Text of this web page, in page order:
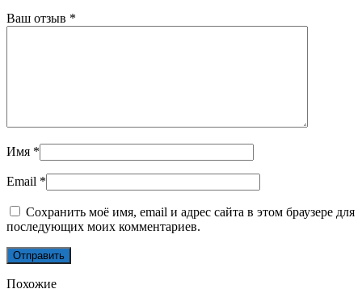
Ваш отзыв *
Имя *
Email *
Сохранить моё имя, email и адрес сайта в этом браузере для
последующих моих комментариев.
Похожие